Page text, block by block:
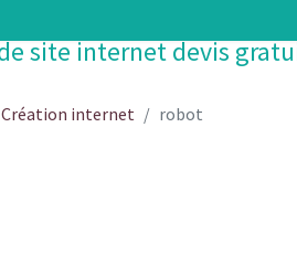
Création internet robot